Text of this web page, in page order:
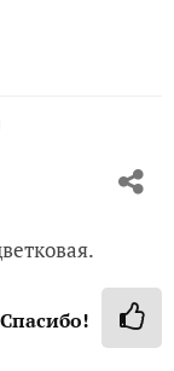
Спасибо!